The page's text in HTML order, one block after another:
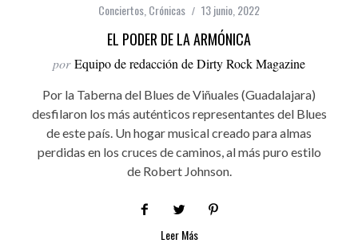
Conciertos Crónicas 13 junio, 2022
EL PODER DE LA ARMÓNICA
por Equipo de redacción de Dirty Rock Magazine
Por la Taberna del Blues de Viñuales (Guadalajara)
desfilaron los más auténticos representantes del Blues
de este país. Un hogar musical creado para almas
perdidas en los cruces de caminos, al más puro estilo
de Robert Johnson.
Leer Más